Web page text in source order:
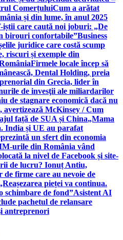
ComerțuluiCum a arătat
și din lume, în anul 2025
care caută noi joburi: „De
birouri confortabile”Business
juridice care costă scump
riscuri și exemple din
Firmele locale încep să
Dental Holding, preia
din Grecia, lider în
de invesţii ale miliardarilor
de stagnare economică dacă nu
avertizează McKinsey / Cum
față de SUA și China„Mama
India și UE au parafat
un sfert din economia
urile din România vând
la nivel de Facebook și site-
de lucru? Ionuț Antiu,
firme care au nevoie de
pieței va continua.
schimbare de fond”Asistent AI
pachetul de relansare
antreprenori